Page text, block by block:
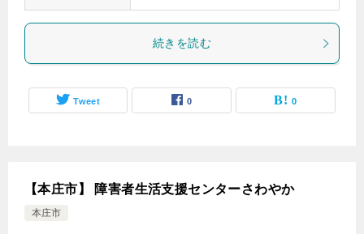
続きを読む
Tweet 0 0
【本庄市】 障害者生活支援センターさわやか
本庄市